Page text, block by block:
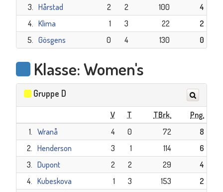
3. Hårstad 2 2 100
4
4. Klima 1 3 22
2
5. Gösgens 0 4 130 0
Klasse: Women's
Gruppe D
V T TBrk.
Png.
1. Wranå 4 0 72
8
2. Henderson 3 1 114
6
3. Dupont 2 2 29
4
4. Kubeskova 1 3 153
2